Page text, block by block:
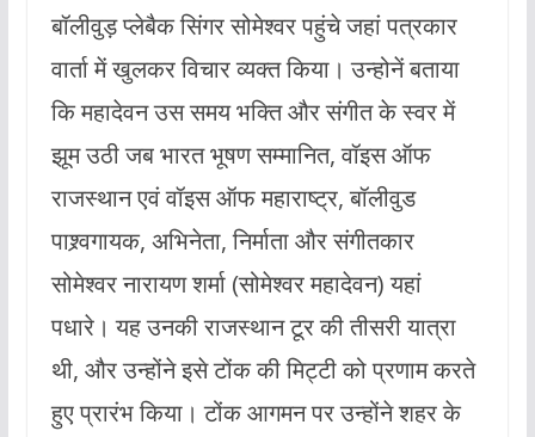
बॉलीवुड़ प्लेबैक सिंगर सोमेश्वर पहुंचे जहां पत्रकार
वार्ता में खुलकर विचार व्यक्त किया। उन्होनें बताया
कि महादेवन उस समय भक्ति और संगीत के स्वर में
झूम उठी जब भारत भूषण सम्मानित, वॉइस ऑफ
राजस्थान एवं वॉइस ऑफ महाराष्ट्र, बॉलीवुड
पाश्र्वगायक, अभिनेता, निर्माता और संगीतकार
सोमेश्वर नारायण शर्मा (सोमेश्वर महादेवन) यहां
पधारे। यह उनकी राजस्थान टूर की तीसरी यात्रा
थी, और उन्होंने इसे टोंक की मिट्टी को प्रणाम करते
हुए प्रारंभ किया। टोंक आगमन पर उन्होंने शहर के